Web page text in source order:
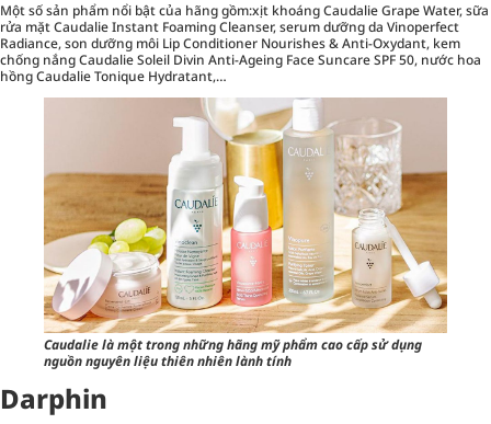
Một số sản phẩm nổi bật của hãng gồm:xịt khoáng Caudalie Grape Water, sữa
rửa mặt Caudalie Instant Foaming Cleanser, serum dưỡng da Vinoperfect
Radiance, son dưỡng môi Lip Conditioner Nourishes & Anti-Oxydant, kem
chống nắng Caudalie Soleil Divin Anti-Ageing Face Suncare SPF 50, nước hoa
hồng Caudalie Tonique Hydratant,…
Caudalie là một trong những hãng mỹ phẩm cao cấp sử dụng
nguồn nguyên liệu thiên nhiên lành tính
Darphin